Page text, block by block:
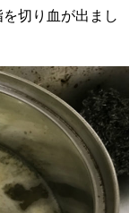
切り血が出まし